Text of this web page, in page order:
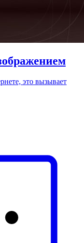
это вызывает